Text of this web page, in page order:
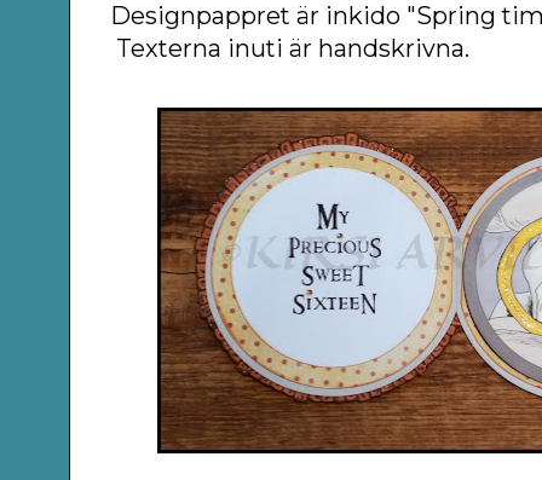
Designpappret är inkido "Spring
Texterna inuti är handskrivna.